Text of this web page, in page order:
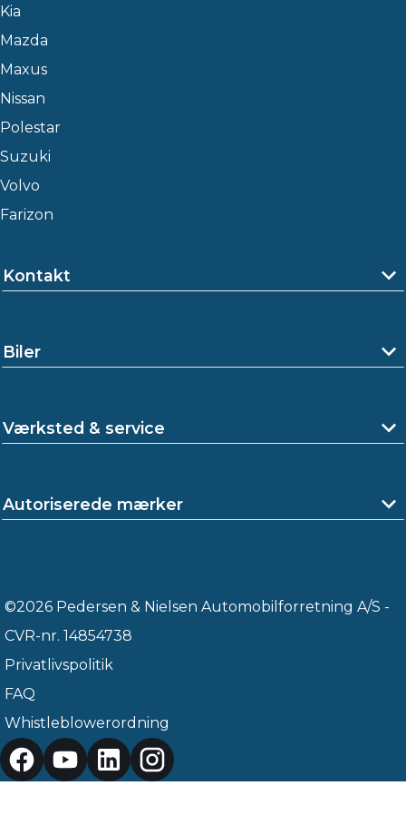
Kia
Mazda
Maxus
Nissan
Polestar
Suzuki
Volvo
Farizon
Kontakt
Biler
Værksted & service
Autoriserede mærker
©2026 Pedersen & Nielsen Automobilforretning A/S -
CVR-nr. 14854738
Privatlivspolitik
FAQ
Whistleblowerordning